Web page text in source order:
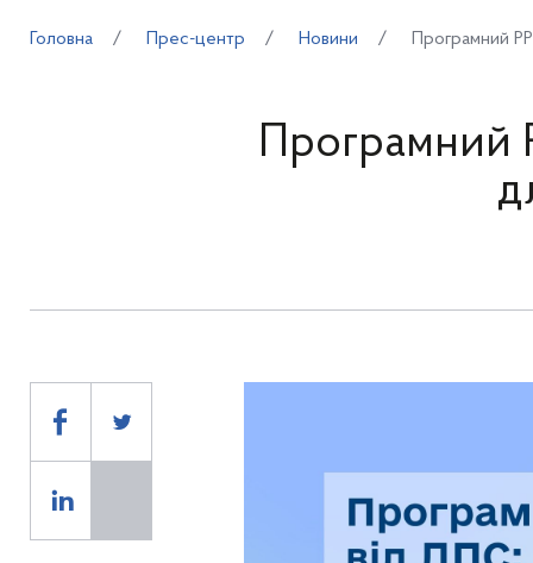
Головна Прес-центр Новини Програмний
Програмний